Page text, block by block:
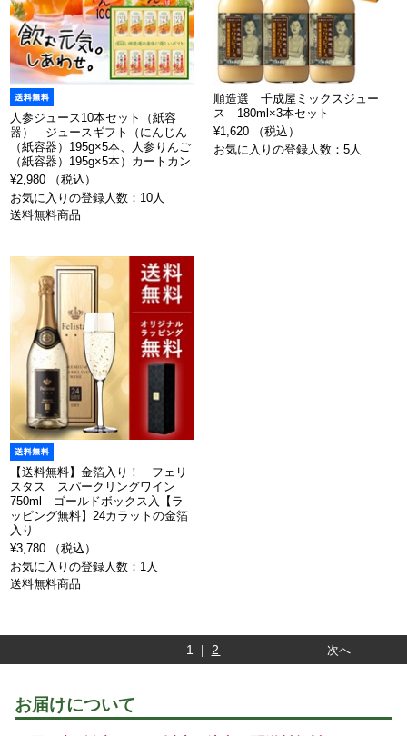
人参ジュース10本セット（紙容
器） ジュースギフト（にんじん
（紙容器）195g×5本、人参りんご
（紙容器）195g×5本）カートカン
¥2,980 （税込）
お気に入りの登録人数：10人
送料無料商品
順造選 千成屋ミックスジュー
ス 180ml×3本セット
¥1,620 （税込）
お気に入りの登録人数：5人
【送料無料】金箔入り！ フェリ
スタス スパークリングワイン
750ml ゴールドボックス入【ラ
ッピング無料】24カラットの金箔
入り
¥3,780 （税込）
お気に入りの登録人数：1人
送料無料商品
1 | 2 次へ